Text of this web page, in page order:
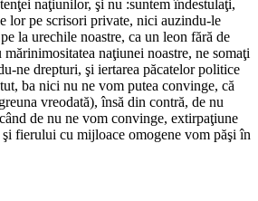
naţiunilor, şi nu :suntem îndestulaţi,
lor pe scrisori private, nici auzindu-le
la urechile noastre, ca un leon fără de
naţiunei noastre, ne somaţi
ne drepturi, şi iertarea păcatelor politice
ba nici nu ne vom putea convinge, că
vreodată), însă din contră, de nu
de nu ne vom convinge, extirpaţiune
fierului cu mijloace omogene vom păşi în